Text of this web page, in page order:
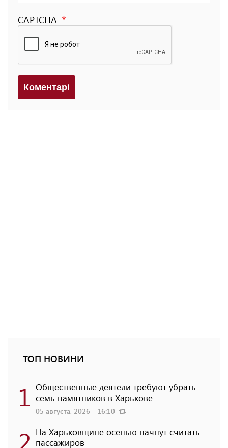
CAPTCHA
Коментарi
ТОП НОВИНИ
1 Общественные деятели требуют убрать
семь памятников в Харькове
05 августа, 2026 - 16:10
2 На Харьковщине осенью начнут считать
пассажиров